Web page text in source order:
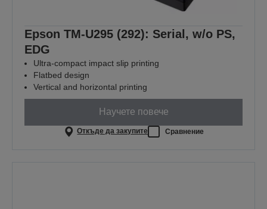
Epson TM-U295 (292): Serial, w/o PS,
EDG
Ultra-compact impact slip printing
Flatbed design
Vertical and horizontal printing
Научете повече
Откъде да закупите Сравнение